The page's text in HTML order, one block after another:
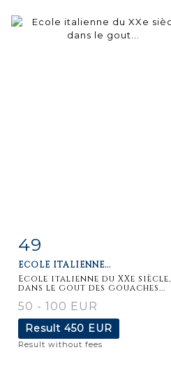
Item detail
49
ECOLE ITALIENNE...
Ecole italienne du XXe siècle,
dans le gout des gouaches...
50 - 100 EUR
Result 450 EUR
Result without fees